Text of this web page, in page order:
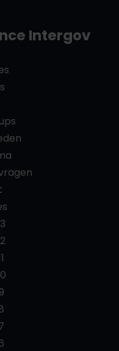
Intergov